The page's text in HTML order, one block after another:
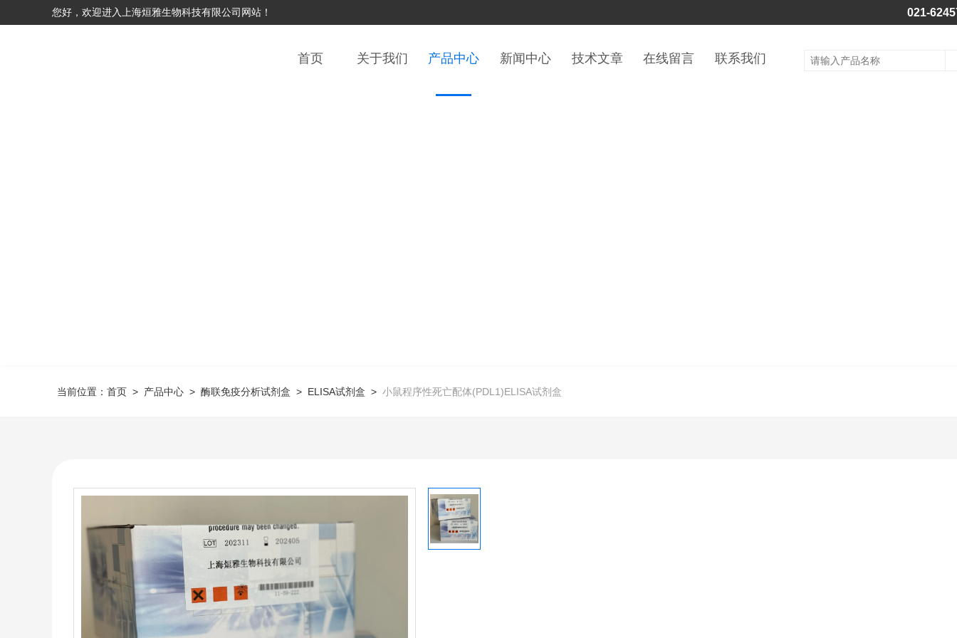
您好，欢迎进入上海烜雅生物科技有限公司网站！ 021-
首页 关于我们 产品中心 新闻中心 技术文章 在线留言 联系我们
当前位置： 首页> 产品中心> 酶联免疫分析试剂盒 > ELISA试剂盒 > 小鼠程序性死亡配体(PDL1)ELISA试剂盒